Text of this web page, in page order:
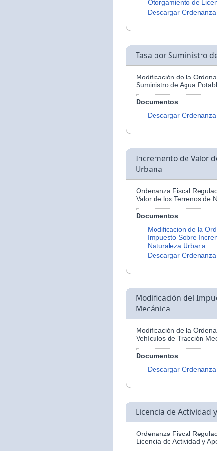
Otorgamiento de
Descargar Ordenanza
Tasa por Suministro
Modificación de la
Suministro de Agua
Documentos
Descargar Ordenanza
Incremento de Valor
Urbana
Ordenanza Fiscal
Valor de los Terrenos de
Documentos
Modificacion de la
Impuesto Sobre
Naturaleza Urbana
Descargar Ordenanza
Modificación del
Mecánica
Modificación de la
Vehículos de Tracción
Documentos
Descargar Ordenanza
Licencia de Actividad
Ordenanza Fiscal
Licencia de Actividad y